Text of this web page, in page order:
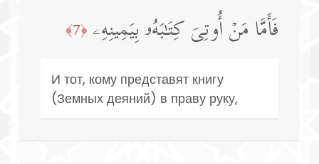
فَأَمَّا مَنۡ أُوتِیَ كِتَـٰبَهُۥ بِیَمِینِهِۦ ﴿7﴾
И тот, кому представят книгу
(Земных деяний) в праву руку,